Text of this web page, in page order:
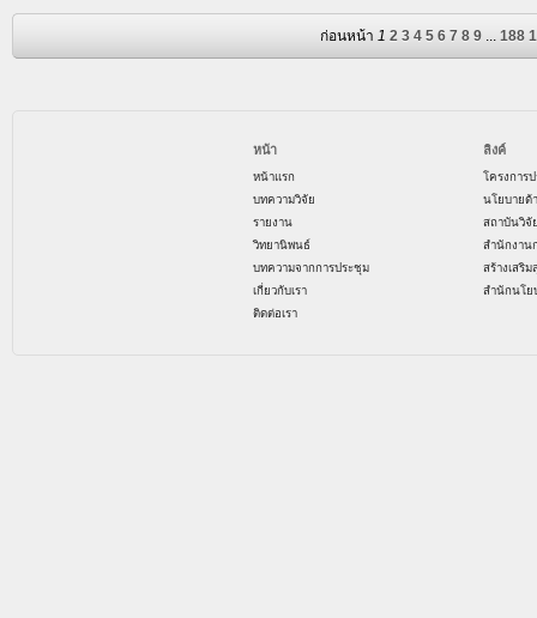
ก่อนหน้า 1 2 3 4 5 6 7 8 9 ... 188
หน้า
หน้าแรก
บทความวิจัย
รายงาน
วิทยานิพนธ์
บทความจากการประชุม
เกี่ยวกับเรา
ติดต่อเรา
ลิงค์
โครงการ
นโยบายด้
สถาบันวิจั
สำนักงาน
สร้างเสริ
สำนักนโย